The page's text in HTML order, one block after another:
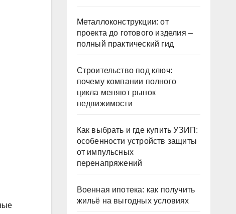
Металлоконструкции: от
проекта до готового изделия –
полный практический гид
Строительство под ключ:
почему компании полного
цикла меняют рынок
недвижимости
Как выбрать и где купить УЗИП:
особенности устройств защиты
от импульсных
перенапряжений
Военная ипотека: как получить
жильё на выгодных условиях